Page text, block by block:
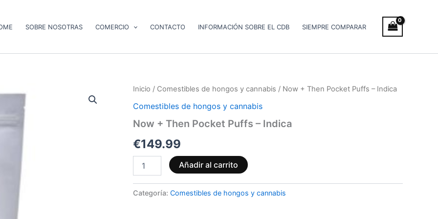
SOBRE NOSOTRAS COMERCIO CONTACTO INFORMACIÓN SOBRE EL CDB SIEMPRE COMPARAR
Inicio / Comestibles de hongos y cannabis / Now + Then Pocket Puffs – Indica
Comestibles de hongos y cannabis
Now + Then Pocket Puffs – Indica
€149.99
Now
Then
Puffs
Indica
cantidad
Añadir al carrito
Categoría: Comestibles de hongos y cannabis